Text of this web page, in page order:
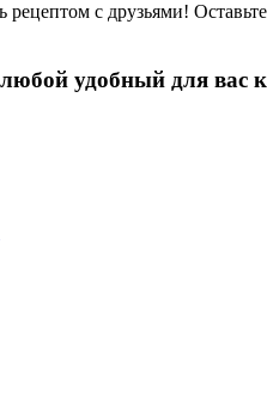
рецептом с друзьями!
удобный для вас